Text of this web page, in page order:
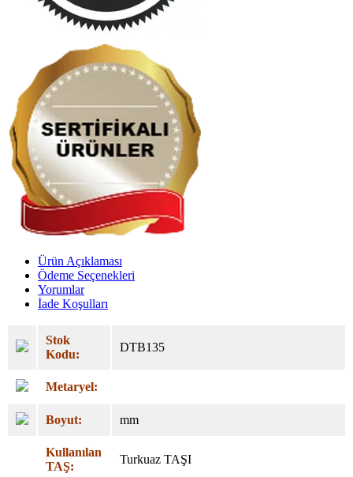
Ürün Açıklaması
Ödeme Seçenekleri
Yorumlar
İade Koşulları
Stok
Kodu:
DTB135
Metaryel:
Boyut: mm
Kullanılan
TAŞ:
Turkuaz TAŞI